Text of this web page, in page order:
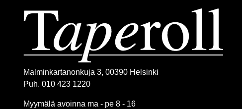
Malminkartanonkuja 3, 00390 Helsinki
Puh. 010 423 1220
Myymälä avoinna ma - pe 8 - 16